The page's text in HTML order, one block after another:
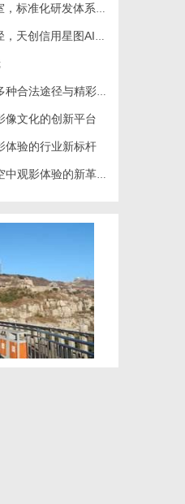
准化研发体系全解析
图AI助力产业金融智能升级
法途径与精彩体验
像文化的创新平台
体验的行业新标杆
观影体验的新革命